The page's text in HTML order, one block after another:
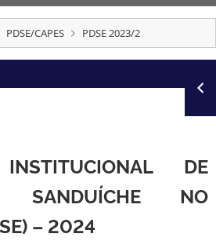
PDSE/CAPES PDSE 2023/2
DE
SANDUÍCHE NO
– 2024